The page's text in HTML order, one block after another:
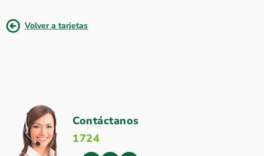
Volver a tarjetas
Contáctanos
1724